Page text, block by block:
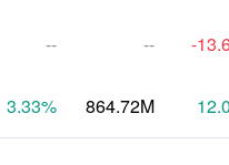
-- -- -
3.33% 864.72M